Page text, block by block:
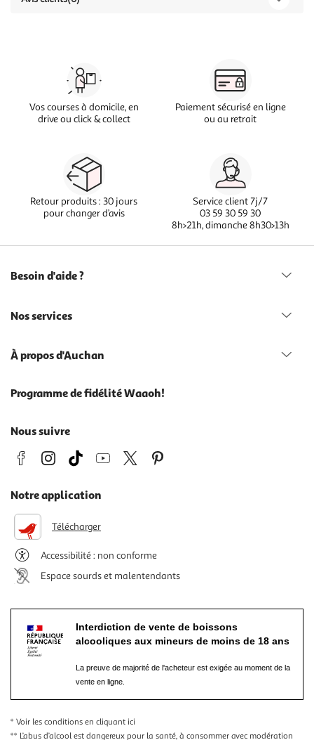
Vos courses à domicile, en
drive ou click & collect
Paiement sécurisé en ligne
ou au retrait
Retour produits : 30 jours
pour changer d’avis
Service client 7j/7
03 59 30 59 30
8h>21h, dimanche 8h30>13h
Besoin d'aide ?
Nos services
À propos d'Auchan
Programme de fidélité Waaoh!
Nous suivre
Notre application
Télécharger
Accessibilité : non conforme
Espace sourds et malentendants
Interdiction de vente de boissons
alcooliques aux mineurs de moins de 18 ans
La preuve de majorité de l'acheteur est exigée au moment de la
vente en ligne.
* Voir les conditions en cliquant ici
** L’abus d’alcool est dangereux pour la santé, à consommer avec modération